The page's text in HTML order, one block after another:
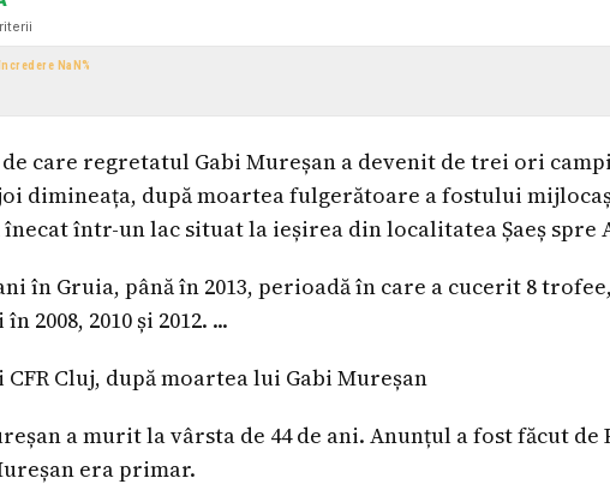
NaN%
care regretatul Gabi Mureșan a devenit de trei ori
dimineața, după moartea fulgerătoare a fostului
înecat într-un lac situat la ieșirea din localitatea Șaeș spre
în Gruia, până în 2013, perioadă în care a cucerit 8
2008, 2010 și 2012. ...
Cluj, după moartea lui Gabi Mureșan
a murit la vârsta de 44 de ani. Anunțul a fost făcut de
era primar.